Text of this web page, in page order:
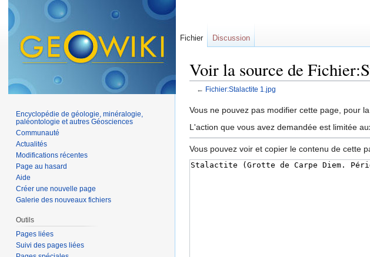
Voir la source de
← Fichier:Stalactite 1.jpg
Vous ne pouvez pas modifier cette page, pour
L'action que vous avez demandée est limitée
Vous pouvez voir et copier le contenu de cette
Fichier Discussion
Encyclopédie de géologie, minéralogie,
paléontologie et autres Géosciences
Communauté
Actualités
Modifications récentes
Page au hasard
Aide
Créer une nouvelle page
Galerie des nouveaux fichiers
Outils
Pages liées
Suivi des pages liées